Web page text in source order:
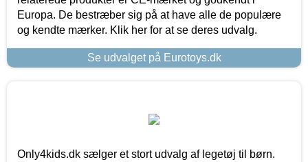
Europa. De bestræber sig på at have alle de populære
og kendte mærker. Klik her for at se deres udvalg.
Se udvalget på Eurotoys.dk
Only4kids.dk sælger et stort udvalg af legetøj til børn.